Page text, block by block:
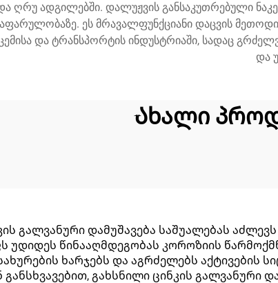
ღრუ ადგილებში. დალუჟვის განსაკუთრებული
ეს მრავალფუნქციანი დაცვის
და ტრანსპორტის ინდუსტრიაში, სადაც
და
Ახალი
გალვანური დამუშავება საშუალებას
უდიდეს წინააღმდეგობას კოროზიის
ხარჯებს და აგრძელებს აქტივების
განსხვავებით, გახსნილი ცინკის